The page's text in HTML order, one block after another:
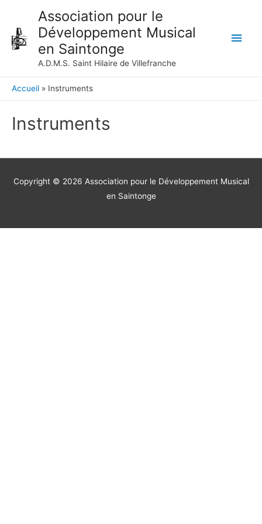
Association pour le
Développement Musical
en Saintonge
A.D.M.S. Saint Hilaire de Villefranche
Accueil Instruments
Instruments
Copyright © 2026 Association pour le Développement Musical
en Saintonge